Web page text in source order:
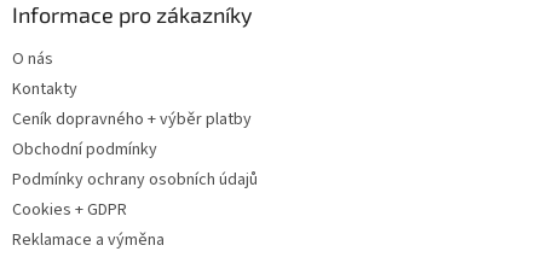
Informace pro zákazníky
O nás
Kontakty
Ceník dopravného + výběr platby
Obchodní podmínky
Podmínky ochrany osobních údajů
Cookies + GDPR
Reklamace a výměna